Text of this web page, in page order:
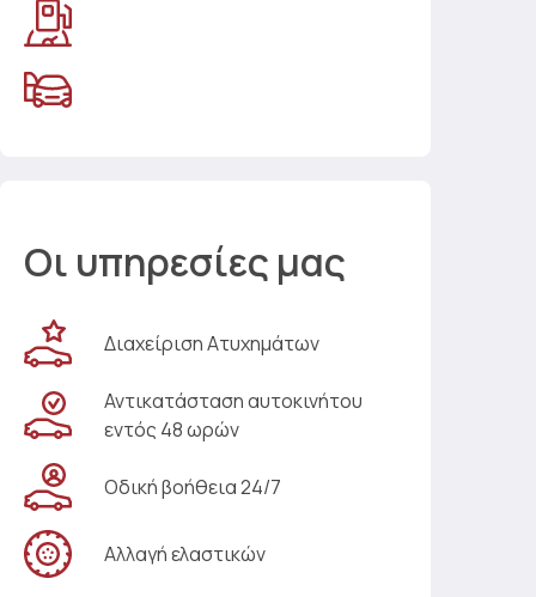
Οι υπηρεσίες μας
Διαχείριση Ατυχημάτων
Αντικατάσταση αυτοκινήτου
εντός 48 ωρών
Οδική βοήθεια 24/7
Αλλαγή ελαστικών